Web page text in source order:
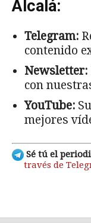
Alcalá:
Telegram:
contenido
Newsletter:
con
YouTube:
mejores
Sé tú el
través de